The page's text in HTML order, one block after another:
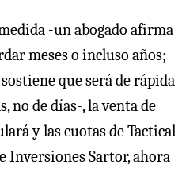
-un abogado afirma
meses o incluso años;
que será de rápida
no de días-, la venta de
y las cuotas de Tactical
Inversiones Sartor, ahora